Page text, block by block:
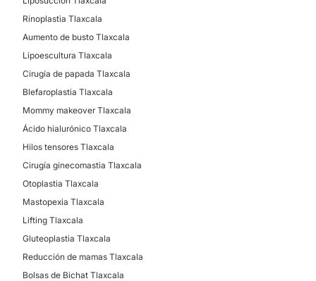
Rinoplastia Tlaxcala
Aumento de busto Tlaxcala
Lipoescultura Tlaxcala
Cirugía de papada Tlaxcala
Blefaroplastia Tlaxcala
Mommy makeover Tlaxcala
Ácido hialurónico Tlaxcala
Hilos tensores Tlaxcala
Cirugía ginecomastia Tlaxcala
Otoplastia Tlaxcala
Mastopexia Tlaxcala
Lifting Tlaxcala
Gluteoplastia Tlaxcala
Reducción de mamas Tlaxcala
Bolsas de Bichat Tlaxcala